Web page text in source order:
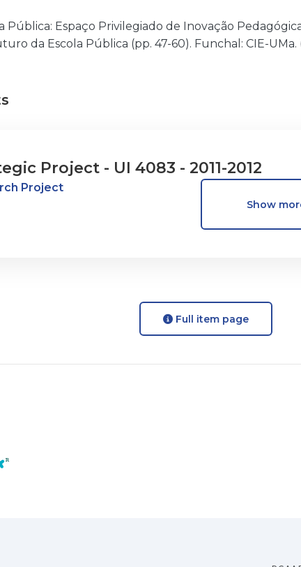
Pública: Espaço Privilegiado de Inovação
da Escola Pública (pp. 47-60). Funchal: CIE-UMa.
Project - UI 4083 - 2011-2012
Project
Show
Full item page